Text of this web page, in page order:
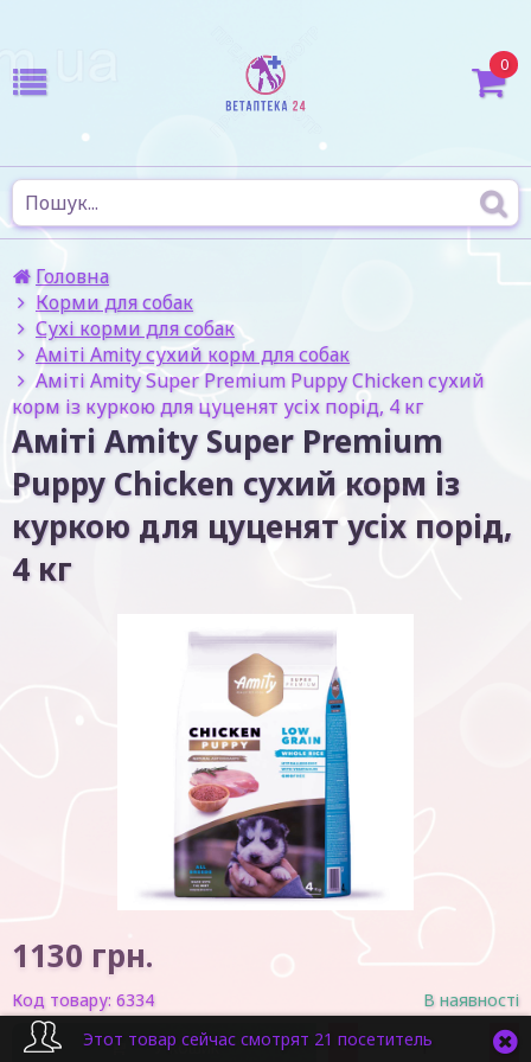
0
Головна
Корми для собак
Сухі корми для собак
Аміті Amity сухий корм для собак
Аміті Amity Super Premium Puppy Chicken сухий
корм із куркою для цуценят усіх порід, 4 кг
Аміті Amity Super Premium
Puppy Chicken сухий корм із
куркою для цуценят усіх порід,
4 кг
1130 грн.
Код товару: 6334 В наявності
У кошик - +
Этот товар сейчас смотрят 21 посетитель